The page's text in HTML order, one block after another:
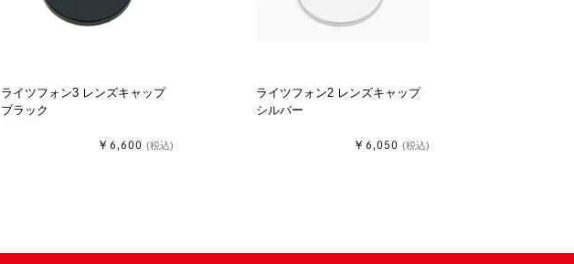
ライツフォン3 レンズキャップ
ブラック
￥6,600 (税込)
ライツフォン2 レンズキャップ
シルバー
￥6,050 (税込)